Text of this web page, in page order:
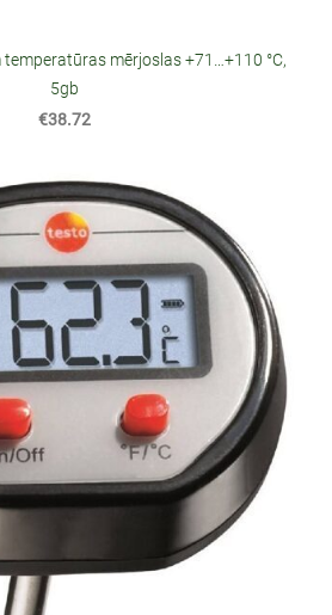
mērjoslas +71…+110 °C,
5gb
€38.72